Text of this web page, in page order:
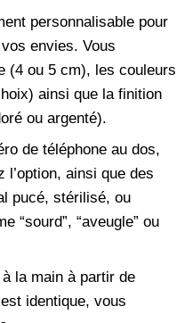
personnalisable pour
envies. Vous
(4 ou 5 cm), les couleurs
ainsi que la finition
ou argenté).
de téléphone au dos,
ainsi que des
pucé, stérilisé, ou
“sourd”, “aveugle” ou
la main à partir de
identique, vous